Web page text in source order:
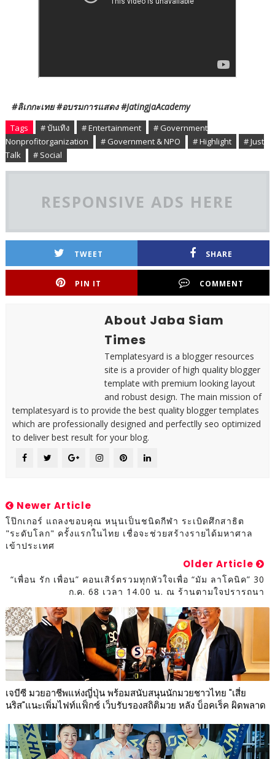
#ลิเกกะเทย #อบรมการแสดง #JatingjaAcademy
Tags # บันเทิง # Entertainment
# Government
Nonprofitorganization
# Government & NPO # Highlight
# Just
Talk
# Social
RESPONSIVE ADS HERE
TWEET SHARE
PIN IT COMMENT
About Jaba Siam
Times
Templatesyard is a blogger resources
site is a provider of high quality blogger
template with premium looking layout
and robust design. The main mission of
templatesyard is to provide the best quality blogger templates
which are professionally designed and perfectlly seo optimized
to deliver best result for your blog.
Newer Article
โป๊กเกอร์ แถลงขอบคุณ หนุนเป็นชนิดกีฬา ระเบิดศึกสาธิต
"ระดับโลก" ครั้งแรกในไทย เชื่อจะช่วยสร้างรายได้มหาศาล
เข้าประเทศ
Older Article
“เพื่อน รัก เพื่อน” คอนเสิร์ตรวมทุกหัวใจเพื่อ “มัม ลาโคนิค” 30
ก.ค. 68 เวลา 14.00 น. ณ ร้านตามใจปรารถนา
เจบีซี มวยอาชีพแห่งญี่ปุ่น พร้อมสนับสนุนนักมวยชาวไทย "เสี่ย
นริส"แนะเพิ่มไฟท์แฟ็กซ์ เว็บรับรองสถิติมวย หลัง บ็อคเร็ค ผิดพลาด